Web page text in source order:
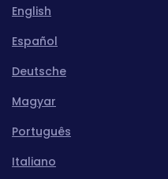
English
Español
Deutsche
Magyar
Português
Italiano